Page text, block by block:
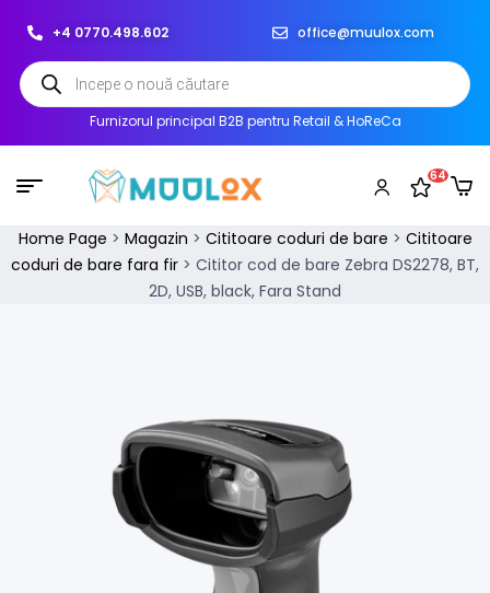
+4 0770.498.602 office@muulox.com
Furnizorul principal B2B pentru Retail & HoReCa
64
Home Page > Magazin > Cititoare coduri de bare > Cititoare
coduri de bare fara fir > Cititor cod de bare Zebra DS2278, BT,
2D, USB, black, Fara Stand